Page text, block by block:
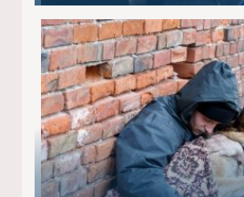
Mutter freigesprochen!